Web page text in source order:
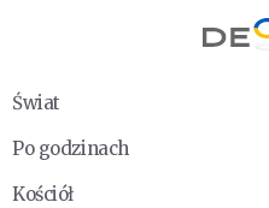
Świat
Po godzinach
Kościół